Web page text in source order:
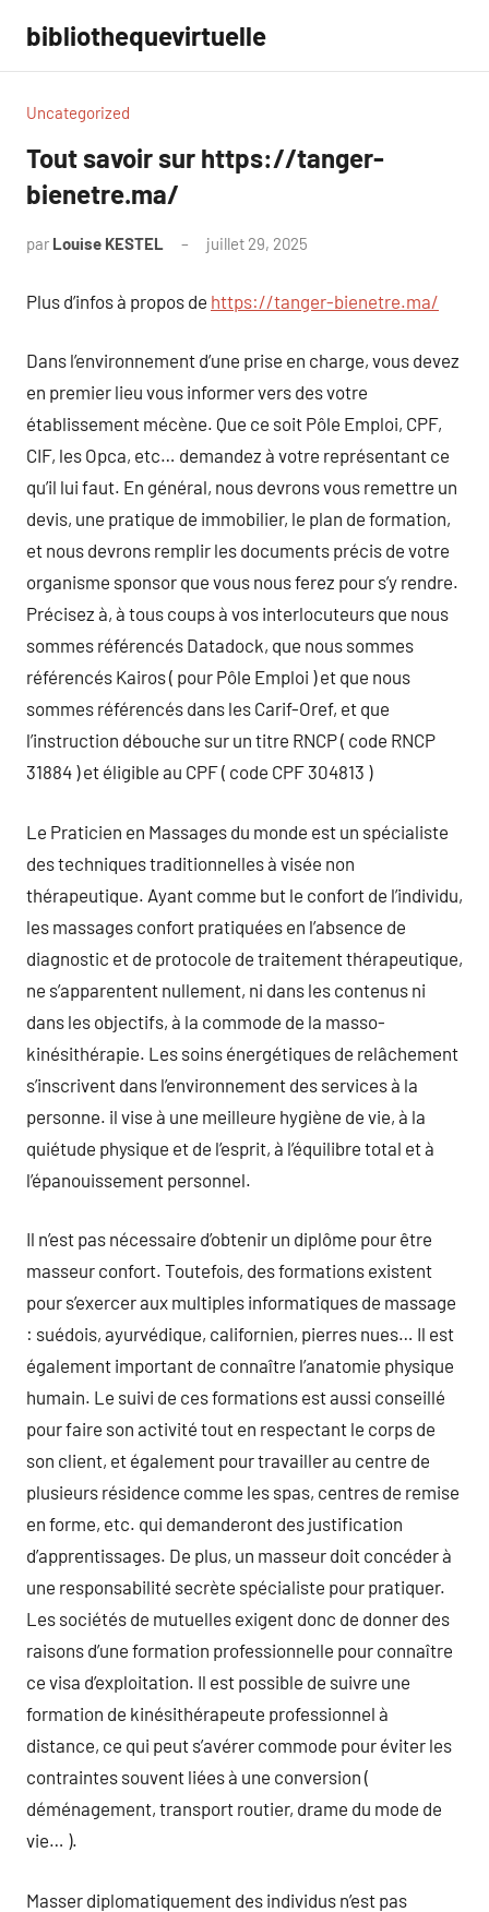
contenu
bibliothequevirtuelle
Uncategorized
Tout savoir sur https://tanger-
bienetre.ma/
par Louise KESTEL juillet 29, 2025
Plus d’infos à propos de https://tanger-bienetre.ma/
Dans l’environnement d’une prise en charge, vous devez
en premier lieu vous informer vers des votre
établissement mécène. Que ce soit Pôle Emploi, CPF,
CIF, les Opca, etc… demandez à votre représentant ce
qu’il lui faut. En général, nous devrons vous remettre un
devis, une pratique de immobilier, le plan de formation,
et nous devrons remplir les documents précis de votre
organisme sponsor que vous nous ferez pour s’y rendre.
Précisez à, à tous coups à vos interlocuteurs que nous
sommes référencés Datadock, que nous sommes
référencés Kairos ( pour Pôle Emploi ) et que nous
sommes référencés dans les Carif-Oref, et que
l’instruction débouche sur un titre RNCP ( code RNCP
31884 ) et éligible au CPF ( code CPF 304813 )
Le Praticien en Massages du monde est un spécialiste
des techniques traditionnelles à visée non
thérapeutique. Ayant comme but le confort de l’individu,
les massages confort pratiquées en l’absence de
diagnostic et de protocole de traitement thérapeutique,
ne s’apparentent nullement, ni dans les contenus ni
dans les objectifs, à la commode de la masso-
kinésithérapie. Les soins énergétiques de relâchement
s’inscrivent dans l’environnement des services à la
personne. il vise à une meilleure hygiène de vie, à la
quiétude physique et de l’esprit, à l’équilibre total et à
l’épanouissement personnel.
Il n’est pas nécessaire d’obtenir un diplôme pour être
masseur confort. Toutefois, des formations existent
pour s’exercer aux multiples informatiques de massage
: suédois, ayurvédique, californien, pierres nues… Il est
également important de connaître l’anatomie physique
humain. Le suivi de ces formations est aussi conseillé
pour faire son activité tout en respectant le corps de
son client, et également pour travailler au centre de
plusieurs résidence comme les spas, centres de remise
en forme, etc. qui demanderont des justification
d’apprentissages. De plus, un masseur doit concéder à
une responsabilité secrète spécialiste pour pratiquer.
Les sociétés de mutuelles exigent donc de donner des
raisons d’une formation professionnelle pour connaître
ce visa d’exploitation. Il est possible de suivre une
formation de kinésithérapeute professionnel à
distance, ce qui peut s’avérer commode pour éviter les
contraintes souvent liées à une conversion (
déménagement, transport routier, drame du mode de
vie… ).
Masser diplomatiquement des individus n’est pas